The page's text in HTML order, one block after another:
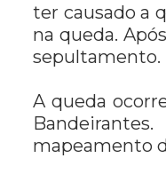
ter causado a
na queda.
sepultamento.
A queda
mapeamento